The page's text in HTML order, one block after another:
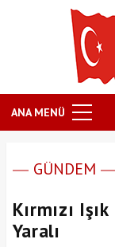
ANA MENÜ
GÜNDEM
Kırmızı
Yaralı